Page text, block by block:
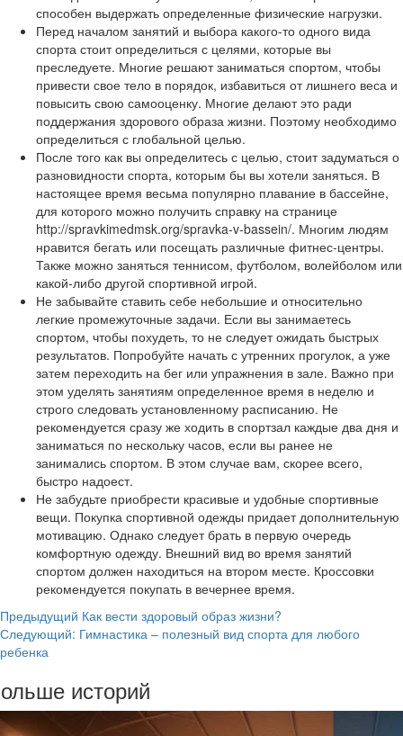
способен выдержать определенные физические нагрузки.
Перед началом занятий и выбора какого-то одного вида
спорта стоит определиться с целями, которые вы
преследуете. Многие решают заниматься спортом, чтобы
привести свое тело в порядок, избавиться от лишнего веса и
повысить свою самооценку. Многие делают это ради
поддержания здорового образа жизни. Поэтому необходимо
определиться с глобальной целью.
После того как вы определитесь с целью, стоит задуматься о
разновидности спорта, которым бы вы хотели заняться. В
настоящее время весьма популярно плавание в бассейне,
для которого можно получить справку на странице
http://spravkimedmsk.org/spravka-v-bassein/. Многим людям
нравится бегать или посещать различные фитнес-центры.
Также можно заняться теннисом, футболом, волейболом или
какой-либо другой спортивной игрой.
Не забывайте ставить себе небольшие и относительно
легкие промежуточные задачи. Если вы занимаетесь
спортом, чтобы похудеть, то не следует ожидать быстрых
результатов. Попробуйте начать с утренних прогулок, а уже
затем переходить на бег или упражнения в зале. Важно при
этом уделять занятиям определенное время в неделю и
строго следовать установленному расписанию. Не
рекомендуется сразу же ходить в спортзал каждые два дня и
заниматься по нескольку часов, если вы ранее не
занимались спортом. В этом случае вам, скорее всего,
быстро надоест.
Не забудьте приобрести красивые и удобные спортивные
вещи. Покупка спортивной одежды придает дополнительную
мотивацию. Однако следует брать в первую очередь
комфортную одежду. Внешний вид во время занятий
спортом должен находиться на втором месте. Кроссовки
рекомендуется покупать в вечернее время.
Навигация
записи
Предыдущий Как вести здоровый образ жизни?
Следующий: Гимнастика – полезный вид спорта для любого
ребенка
историй